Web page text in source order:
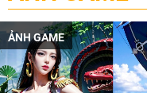
ẢNH GAME